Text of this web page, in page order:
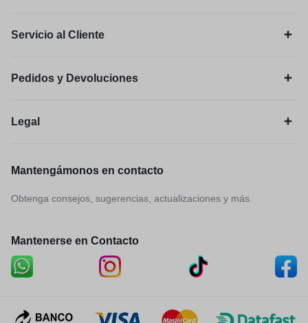
Servicio al Cliente
Pedidos y Devoluciones
Legal
Mantengámonos en contacto
Obtenga consejos, sugerencias, actualizaciones y más.
Mantenerse en Contacto